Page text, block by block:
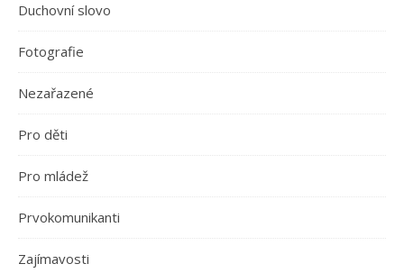
Duchovní slovo
Fotografie
Nezařazené
Pro děti
Pro mládež
Prvokomunikanti
Zajímavosti